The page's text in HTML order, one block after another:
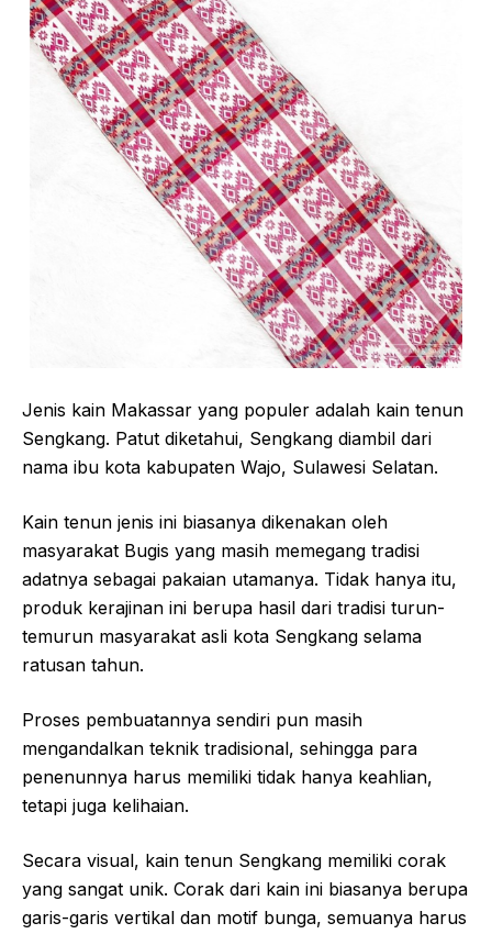
Jenis kain Makassar yang populer adalah kain tenun
Sengkang. Patut diketahui, Sengkang diambil dari
nama ibu kota kabupaten Wajo, Sulawesi Selatan.
Kain tenun jenis ini biasanya dikenakan oleh
masyarakat Bugis yang masih memegang tradisi
adatnya sebagai pakaian utamanya. Tidak hanya itu,
produk kerajinan ini berupa hasil dari tradisi turun-
temurun masyarakat asli kota Sengkang selama
ratusan tahun.
Proses pembuatannya sendiri pun masih
mengandalkan teknik tradisional, sehingga para
penenunnya harus memiliki tidak hanya keahlian,
tetapi juga kelihaian.
Secara visual, kain tenun Sengkang memiliki corak
yang sangat unik. Corak dari kain ini biasanya berupa
garis-garis vertikal dan motif bunga, semuanya harus